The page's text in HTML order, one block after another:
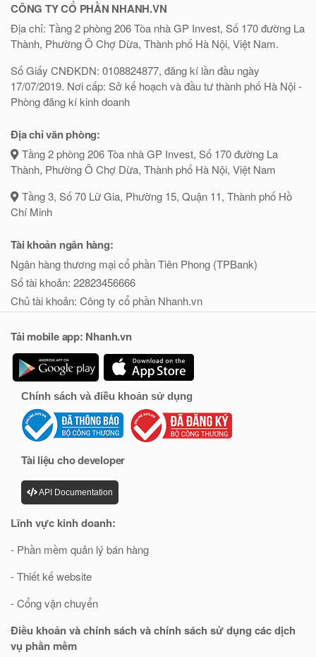
CÔNG TY CỔ PHẦN NHANH.VN
Địa chỉ: Tầng 2 phòng 206 Tòa nhà GP Invest, Số 170 đường La
Thành, Phường Ô Chợ Dừa, Thành phố Hà Nội, Việt Nam.
Số Giấy CNĐKDN: 0108824877, đăng kí lần đầu ngày
17/07/2019. Nơi cấp: Sở kế hoạch và đầu tư thành phố Hà Nội -
Phòng đăng kí kinh doanh
Địa chỉ văn phòng:
Tầng 2 phòng 206 Tòa nhà GP Invest, Số 170 đường La
Thành, Phường Ô Chợ Dừa, Thành phố Hà Nội, Việt Nam
Tầng 3, Số 70 Lữ Gia, Phường 15, Quận 11, Thành phố Hồ
Chí Minh
Tài khoản ngân hàng:
Ngân hàng thương mại cổ phần Tiên Phong (TPBank)
Số tài khoản: 22823456666
Chủ tài khoản: Công ty cổ phần Nhanh.vn
Tải mobile app: Nhanh.vn
Chính sách và điều khoản sử dụng
Tài liệu cho developer
API Documentation
Lĩnh vực kinh doanh:
- Phần mềm quản lý bán hàng
- Thiết kế website
- Cổng vận chuyển
Điều khoản và chính sách và chính sách sử dụng các dịch
vụ phần mềm